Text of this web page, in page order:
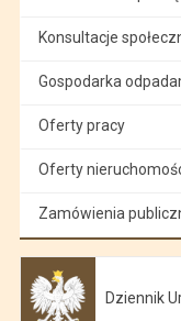
Konsultacje
Gospodarka
Oferty pracy
Oferty
Zamówienia
Dziennik